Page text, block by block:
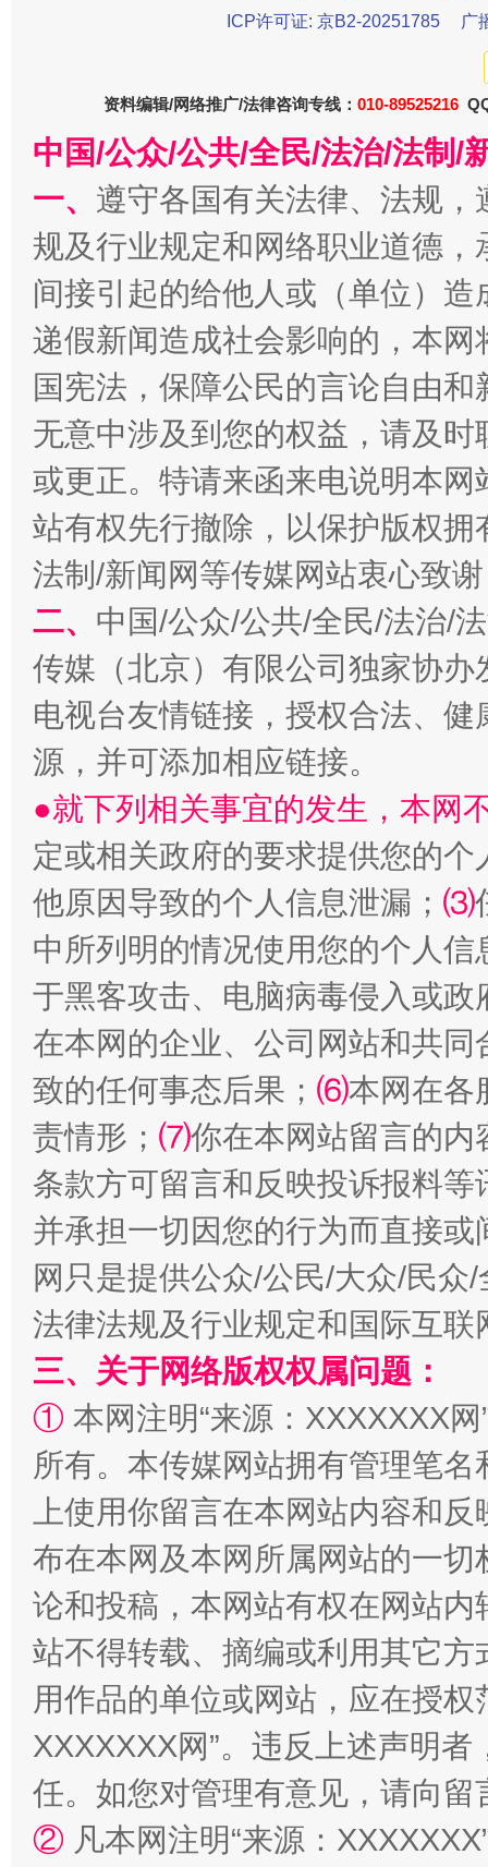
东山县通报“牛蛙产品抗生素超标问题”
千年窑火 生生不息 一
揭开“小金库”的免责幌子
受贿1.44亿！段成刚被判无期 从幼
全民健身五年计划来了！等你上场
国家大学科技园优化重塑工作
ICP许可证: 京B2-20251785
广
资料编辑/网络推广/法律咨询专线： 010-89525216
中国/公众/公共/全民/法治/法制/
一、 遵守各国有关法律、法规
规及行业规定和网络职业道德
间接引起的给他人或（单位）
递假新闻造成社会影响的，本
国宪法，保障公民的言论自由
无意中涉及到您的权益，请及
或更正。特请来函来电说明本
站有权先行撤除，以保护版权
法制/新闻网等传媒网站衷心致
二、 中国/公众/公共/全民/法治/
传媒（北京）有限公司独家协
电视台友情链接，授权合法、
源，并可添加相应链接。
●就下列相关事宜的发生，本网
定或相关政府的要求提供您的个
他原因导致的个人信息泄漏； ⑶
中所列明的情况使用您的个人
于黑客攻击、电脑病毒侵入或
在本网的企业、公司网站和共
致的任何事态后果； ⑹本网在各
责情形； ⑺你在本网站留言的内
条款方可留言和反映投诉报料
并承担一切因您的行为而直接
网只是提供公众/公民/大众/民
法律法规及行业规定和国际互
三、关于网络版权权属问题：
① 本网注明“来源：XXXXXXX
所有。本传媒网站拥有管理笔
上使用你留言在本网站内容和
布在本网及本网所属网站的一
论和投稿，本网站有权在网站
站不得转载、摘编或利用其它
用作品的单位或网站，应在授
XXXXXXX网”。违反上述声明
任。如您对管理有意见，请向
② 凡本网注明“来源：